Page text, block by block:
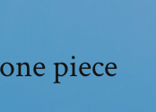
piece